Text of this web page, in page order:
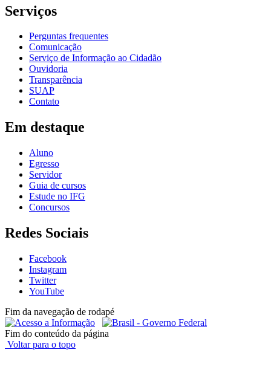
Serviços
Perguntas frequentes
Comunicação
Serviço de Informação ao Cidadão
Ouvidoria
Transparência
SUAP
Contato
Em destaque
Aluno
Egresso
Servidor
Guia de cursos
Estude no IFG
Concursos
Redes Sociais
Facebook
Instagram
Twitter
YouTube
Fim da navegação de rodapé
Fim do conteúdo da página
Voltar para o topo